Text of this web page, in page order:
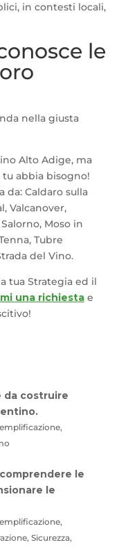
in contesti locali,
le
nella giusta
Alto Adige, ma
abbia bisogno!
da: Caldaro sulla
Valcanover,
Moso in
Tubre
del Vino.
tua Strategia ed il
una richiestae
da costruire
le
le
Sicurezza,